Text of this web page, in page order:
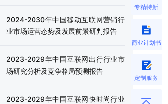
2024-2030年中国移动互联网营销行
业市场运营态势及发展前景研判报告
2023-2029年中国互联网出行行业市
场研究分析及竞争格局预测报告
2023-2029年中国互联网快时尚行业
专精特新
商业计划书
定制服务